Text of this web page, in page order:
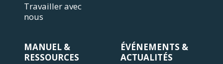
Travailler avec
nous
MANUEL &
RESSOURCES
ÉVÉNEMENTS &
ACTUALITÉS